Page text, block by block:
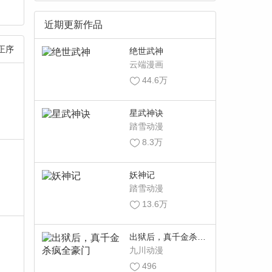
序
近期更新作品
绝世武神
云端漫画
44.6万
星武神诀
踏雪动漫
8.3万
妖神记
踏雪动漫
13.6万
出狱后，真千金杀疯
全豪门
九川动漫
496